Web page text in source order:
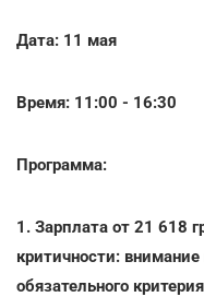
Дата: 11 мая
Время: 11:00 - 16:30
Программа:
1. Зарплата от 21 618
критичности:
обязательного